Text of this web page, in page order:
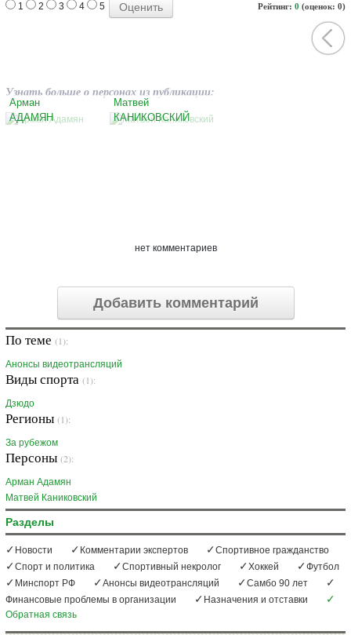
Рейтинг: 0 (оценок: 0)
1 2 3 4 5
Узнать больше о персонах из публикации:
Арман
АДАМЯН
Матвей
КАНИКОВСКИЙ
нет комментариев
Добавить комментарий
По теме (1):
Анонсы видеотрансляций
Виды спорта (1):
Дзюдо
Регионы (1):
За рубежом
Персоны (2):
Арман Адамян
Матвей Каниковский
Разделы
Новости Комментарии экспертов
Спортивное гражданство
Спорт и политика
Спортивный некролог Хоккей
Футбол
Минспорт РФ
Анонсы видеотрансляций
Самбо 90 лет
Финансовые проблемы в организации
Назначения и отставки
Обратная связь